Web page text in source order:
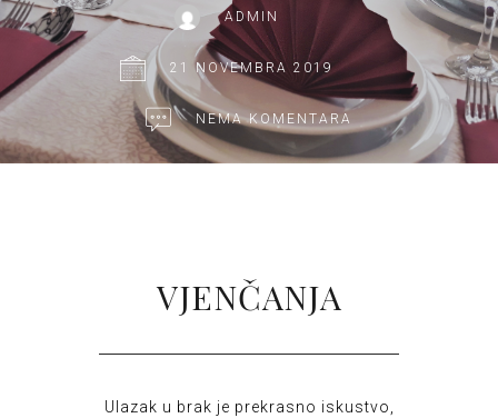
ADMIN
21 NOVEMBRA 2019
NEMA KOMENTARA
VJENČANJA
Ulazak u brak je prekrasno iskustvo,